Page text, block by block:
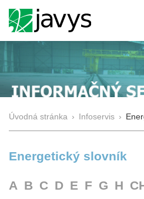
Úvodná stránka › Infoservis ›
Energetický slovník
A B C D E F G H